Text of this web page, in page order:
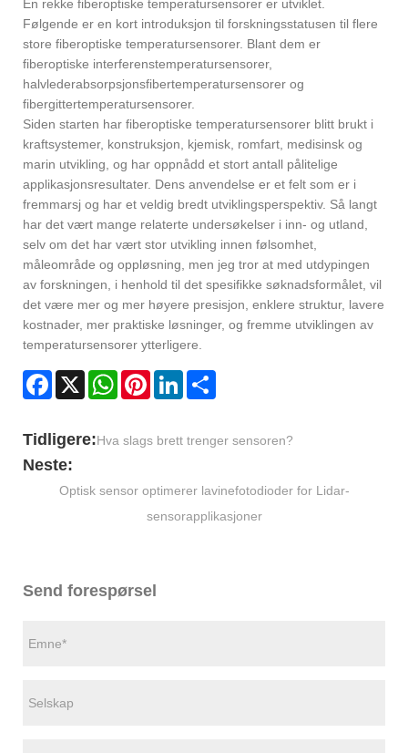
En rekke fiberoptiske temperatursensorer er utviklet.
Følgende er en kort introduksjon til forskningsstatusen til flere
store fiberoptiske temperatursensorer. Blant dem er
fiberoptiske interferenstemperatursensorer,
halvlederabsorpsjonsfibertemperatursensorer og
fibergittertemperatursensorer.
Siden starten har fiberoptiske temperatursensorer blitt brukt i
kraftsystemer, konstruksjon, kjemisk, romfart, medisinsk og
marin utvikling, og har oppnådd et stort antall pålitelige
applikasjonsresultater. Dens anvendelse er et felt som er i
fremmarsj og har et veldig bredt utviklingsperspektiv. Så langt
har det vært mange relaterte undersøkelser i inn- og utland,
selv om det har vært stor utvikling innen følsomhet,
måleområde og oppløsning, men jeg tror at med utdypingen
av forskningen, i henhold til det spesifikke søknadsformålet, vil
det være mer og mer høyere presisjon, enklere struktur, lavere
kostnader, mer praktiske løsninger, og fremme utviklingen av
temperatursensorer ytterligere.
Facebook
X WhatsAppPinterestLinkedIn
Tidligere:Hva slags brett trenger sensoren?
Neste:
Optisk sensor optimerer lavinefotodioder for Lidar-
sensorapplikasjoner
Send forespørsel